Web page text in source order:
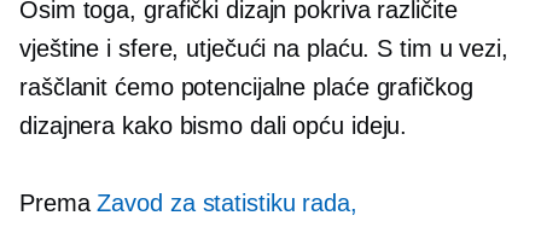
Osim toga, grafički dizajn pokriva različite
vještine i sfere, utječući na plaću. S tim u vezi,
raščlanit ćemo potencijalne plaće grafičkog
dizajnera kako bismo dali opću ideju.
PremaZavod za statistiku rada,